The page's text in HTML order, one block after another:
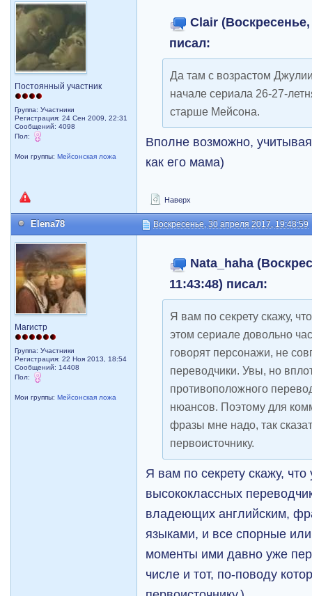
Постоянный участник
Группа: Участники
Регистрация: 24 Сен 2009, 22:31
Сообщений: 4098
Пол:
Мои группы:Мейсонская ложа
Clair
писал:
Да там с возрастом
начале сериала 26-27-
старше Мейсона.
Вполне возможно,
как его мама)
Наверх
Elena78 Воскресенье, 30 апреля 2017, 19:48:59
Магистр
Группа: Участники
Регистрация: 22 Ноя 2013, 18:54
Сообщений: 14408
Пол:
Мои группы:Мейсонская ложа
Nata_haha
11:43:48) писал:
Я вам по секрету скажу,
этом сериале довольно
говорят персонажи, не
переводчики. Увы, но
противоположного
нюансов. Поэтому для
фразы мне надо, так
первоисточнику.
Я вам по секрету скажу, что
высококлассных
владеющих английским,
языками, и все спорные
моменты ими давно уже
числе и тот, по-поводу